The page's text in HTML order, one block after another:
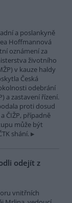
a poslankyně
Hoffmannová
oznámení za
životního
v kauze haldy
Česká
odebrání
a zastavení řízení.
proti dosud
ČIŽP, případně
může být
shání.
odejít z
vnitřních